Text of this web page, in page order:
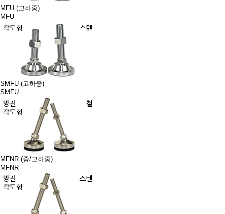
MFU (고하중)
MFU
SMFU (고하중)
SMFU
MFNR (중/고하중)
MFNR